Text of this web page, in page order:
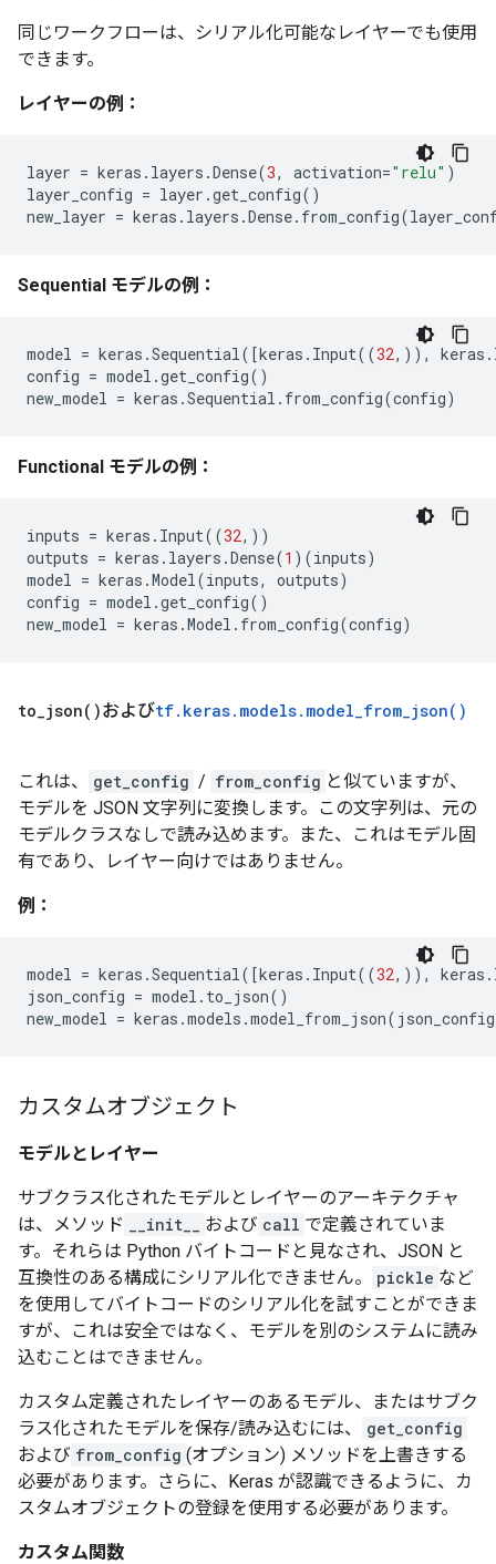
同じワークフローは、シリアル化可能なレイヤーでも使用
できます。
レイヤーの例：
layer = keras . layers .Dense(3, activation="relu" )
layer_config = layer .get_config()
new_layer = keras . layers .Dense. from_config(
Sequential モデルの例：
model = keras .Sequential([keras . Input((32,)), keras .
config = model .get_config()
new_model = keras .Sequential . from_config(config)
Functional モデルの例：
inputs = keras . Input((32,))
outputs = keras . layers .Dense(1 )(inputs)
model = keras .Model(inputs, outputs)
config = model .get_config()
new_model = keras .Model . from_config(config)
to_json( )およびtf. keras. models. model_from_json( )
これは、 get_config / from_config と似ていますが、
モデルを JSON 文字列に変換します。この文字列は、元の
モデルクラスなしで読み込めます。また、これはモデル固
有であり、レイヤー向けではありません。
例：
model = keras .Sequential([keras . Input((32,)), keras .
json_config = model . to_json()
new_model = keras .models .model_from_json( json_config
カスタムオブジェクト
モデルとレイヤー
サブクラス化されたモデルとレイヤーのアーキテクチャ
は、メソッド
__init__ および call で定義されていま
す。それらは Python バイトコードと見なされ、JSON と
互換性のある構成にシリアル化できません。
pickle など
を使用してバイトコードのシリアル化を試すことができま
すが、これは安全ではなく、モデルを別のシステムに読み
込むことはできません。
カスタム定義されたレイヤーのあるモデル、またはサブク
ラス化されたモデルを保存/読み込むには、
get_config
および from_config (オプション) メソッドを上書きする
必要があります。さらに、Keras が認識できるように、カ
スタムオブジェクトの登録を使用する必要があります。
カスタム関数